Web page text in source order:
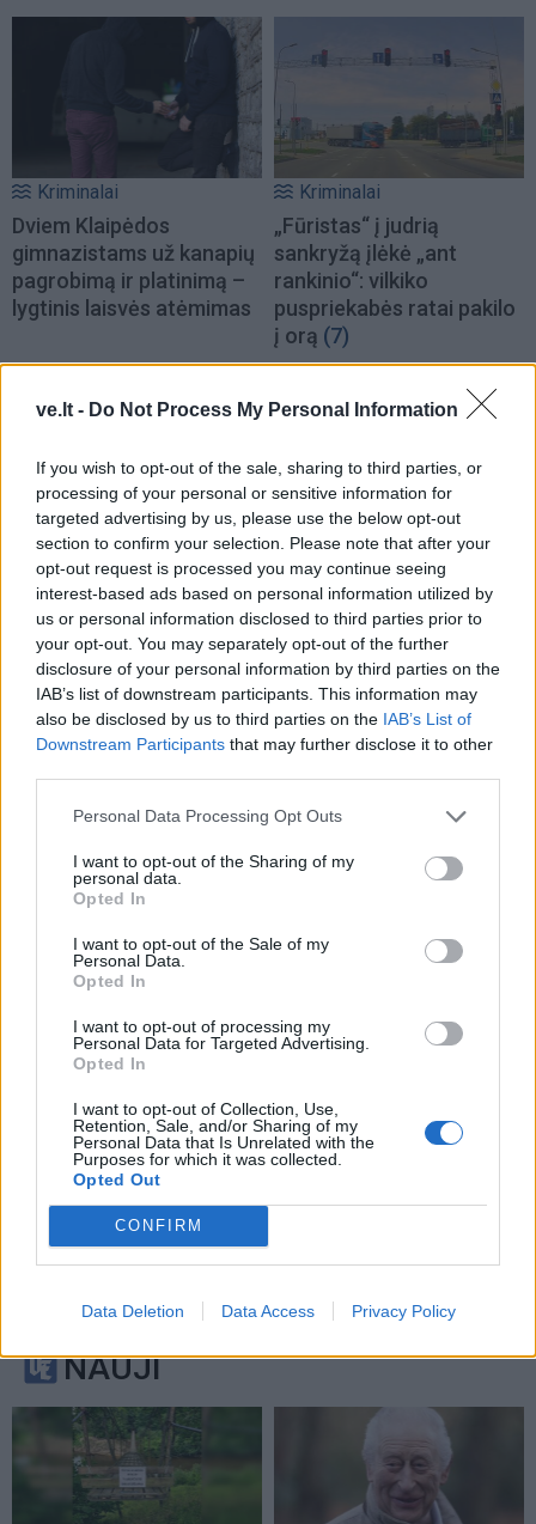
ve.lt - Do Not Process My Personal Information
If you wish to opt-out of the sale, sharing to third parties, or
processing of your personal or sensitive information for
targeted advertising by us, please use the below opt-out
section to confirm your selection. Please note that after your
opt-out request is processed you may continue seeing
interest-based ads based on personal information utilized by
us or personal information disclosed to third parties prior to
your opt-out. You may separately opt-out of the further
disclosure of your personal information by third parties on the
IAB’s list of downstream participants. This information may
also be disclosed by us to third parties on the IAB’s List of
Downstream Participants that may further disclose it to other
Personal Data Processing Opt Outs
I want to opt-out of the Sharing of my
personal data.
Opted In
I want to opt-out of the Sale of my
Personal Data.
Opted In
I want to opt-out of processing my
Personal Data for Targeted Advertising.
Opted In
I want to opt-out of Collection, Use,
Retention, Sale, and/or Sharing of my
Personal Data that Is Unrelated with the
Purposes for which it was collected.
Opted Out
CONFIRM
Data Deletion Data Access Privacy Policy
Kriminalai
Dviem Klaipėdos
gimnazistams už kanapių
pagrobimą ir platinimą –
lygtinis laisvės atėmimas
Kriminalai
„Fūristas“ į judrią
sankryžą įlėkė „ant
rankinio“: vilkiko
puspriekabės ratai pakilo
į orą (7)
Kriminalai
Niekšui panižo rankos:
sumušė sugyventinę, o
vėliau ir jos nepilnametę
dukrą (2)
Kriminalai
Traukia it bites prie
medaus: kurorte vėl
ištuštino žaidimų
automatus (1)
Kriminalai
Paramediko nužudymo
vienas įtariamųjų (3)
Kriminalai
keturios šeimos
NAUJI